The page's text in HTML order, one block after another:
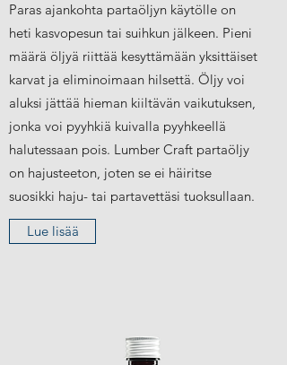
Paras ajankohta partaöljyn käytölle on
heti kasvopesun tai suihkun jälkeen. Pieni
määrä öljyä riittää kesyttämään yksittäiset
karvat ja eliminoimaan hilsettä. Öljy voi
aluksi jättää hieman kiiltävän vaikutuksen,
jonka voi pyyhkiä kuivalla pyyhkeellä
halutessaan pois. Lumber Craft partaöljy
on hajusteeton, joten se ei häiritse
suosikki haju- tai partavettäsi tuoksullaan.
Lue lisää